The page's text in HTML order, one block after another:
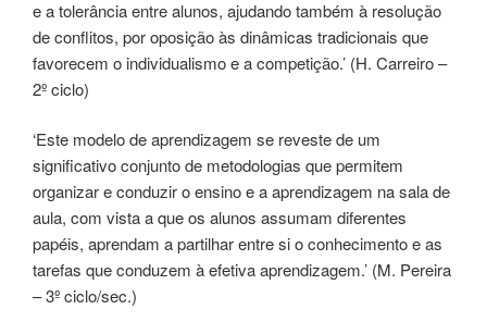
e a tolerância entre alunos, ajudando também à resolução
de conflitos, por oposição às dinâmicas tradicionais que
favorecem o individualismo e a competição.’ (H. Carreiro –
2º ciclo)
‘Este modelo de aprendizagem se reveste de um
significativo conjunto de metodologias que permitem
organizar e conduzir o ensino e a aprendizagem na sala de
aula, com vista a que os alunos assumam diferentes
papéis, aprendam a partilhar entre si o conhecimento e as
tarefas que conduzem à efetiva aprendizagem.’ (M. Pereira
– 3º ciclo/sec.)